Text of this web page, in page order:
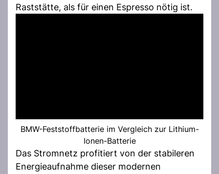
Raststätte, als für einen Espresso nötig ist.
BMW-Feststoffbatterie im Vergleich zur Lithium-
Ionen-Batterie
Das Stromnetz profitiert von der stabileren
Energieaufnahme dieser modernen